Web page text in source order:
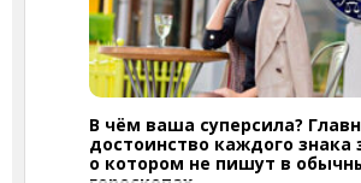
В чём ваша суперсила?
достоинство каждого знака
о котором не пишут в